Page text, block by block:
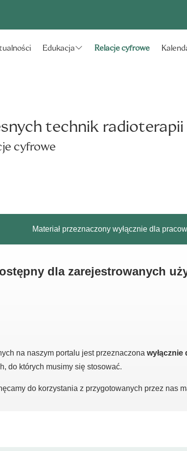
Edukacja Relacje cyfrowe
technik
cyfrowe
Materiał przeznaczony wyłącznie dla
dla zarejestrowanych
na naszym portalu jest przeznaczona wyłącznie
do których musimy się stosować.
do korzystania z przygotowanych przez nas